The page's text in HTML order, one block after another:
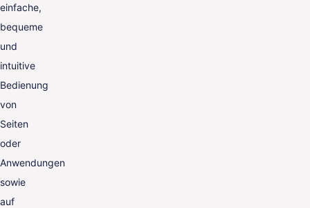
einfache,
bequeme
und
intuitive
Bedienung
von
Seiten
oder
Anwendungen
sowie
auf